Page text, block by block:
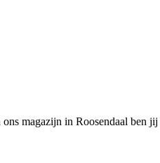
magazijn in Roosendaal ben